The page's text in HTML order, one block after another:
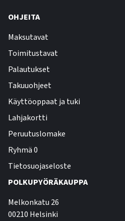
OHJEITA
Maksutavat
Toimitustavat
Palautukset
Takuuohjeet
Käyttöoppaat ja tuki
Lahjakortti
Peruutuslomake
Ryhmä 0
Tietosuojaseloste
POLKUPYÖRÄKAUPPA
Melkonkatu 26
00210 Helsinki